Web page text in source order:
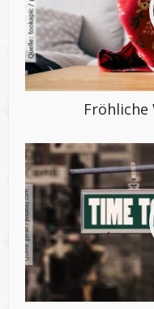
Fröhliche